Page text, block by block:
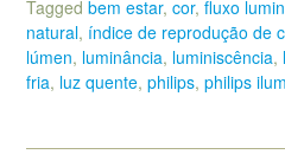
Tagged bem estar, cor, fluxo
natural, índice de reprodução de
lúmen, luminância, luminiscência,
fria, luz quente, philips, philips